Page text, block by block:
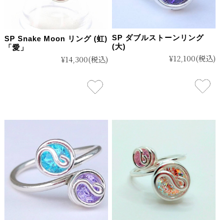
SP Snake Moon リング (虹)
「愛」
¥14,300(税込)
SP ダブルストーンリング
(大)
¥12,100(税込)